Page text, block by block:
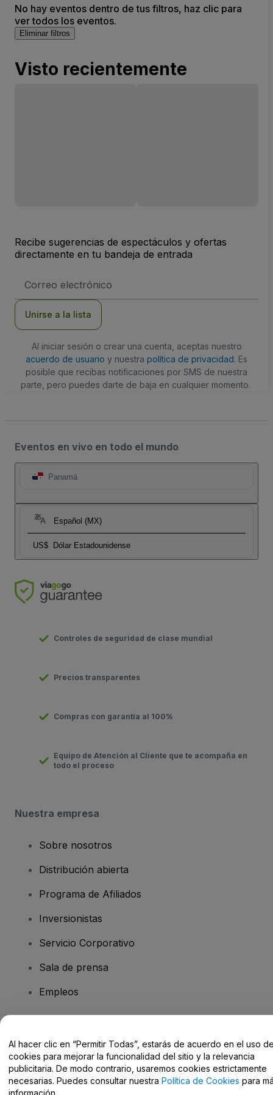
No hay eventos dentro de tus filtros, haz clic para
ver todos los eventos.
Eliminar filtros
Visto recientemente
Recibe sugerencias de espectáculos y ofertas
directamente en tu bandeja de entrada
de
Unirse a la lista
Al iniciar sesión o crear una cuenta, aceptas nuestro
acuerdo de usuario y nuestra política de privacidad. Es
posible que recibas notificaciones por SMS de nuestra
parte, pero puedes darte de baja en cualquier momento.
Eventos en vivo en todo el mundo
Panamá
Español (MX)
US$ Dólar Estadounidense
Controles de seguridad de clase mundial
Precios transparentes
Compras con garantía al 100%
Equipo de Atención al Cliente que te acompaña en
todo el proceso
Nuestra empresa
Sobre nosotros
Distribución abierta
Programa de Afiliados
Inversionistas
Servicio Corporativo
Sala de prensa
Empleos
Centro de Ayuda / Contacto
Al hacer clic en “Permitir Todas”, estarás de acuerdo en el uso
cookies para mejorar la funcionalidad del sitio y la relevancia
publicitaria. De modo contrario, usaremos cookies estrictamente
necesarias. Puedes consultar nuestra Política de Cookies para
información.